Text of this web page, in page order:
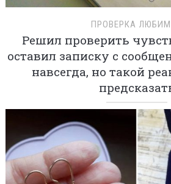
ПРОВЕРКА
Решил проверить
оставил записку с
навсегда, но такой